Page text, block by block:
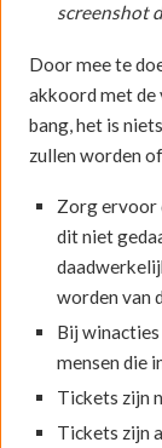
screenshot
Door mee te
akkoord met de
bang, het is
zullen worden
Zorg ervoor
dit niet
worden van
Bij
mensen die
Tickets zijn
Tickets zijn